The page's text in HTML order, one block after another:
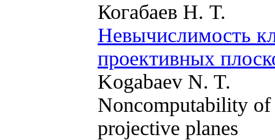
Когабаев Н. Т.
Невычислимость
проективных
Kogabaev N. T.
Noncomputability of
projective planes